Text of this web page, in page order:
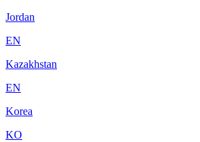
Jordan
EN
Kazakhstan
EN
Korea
KO